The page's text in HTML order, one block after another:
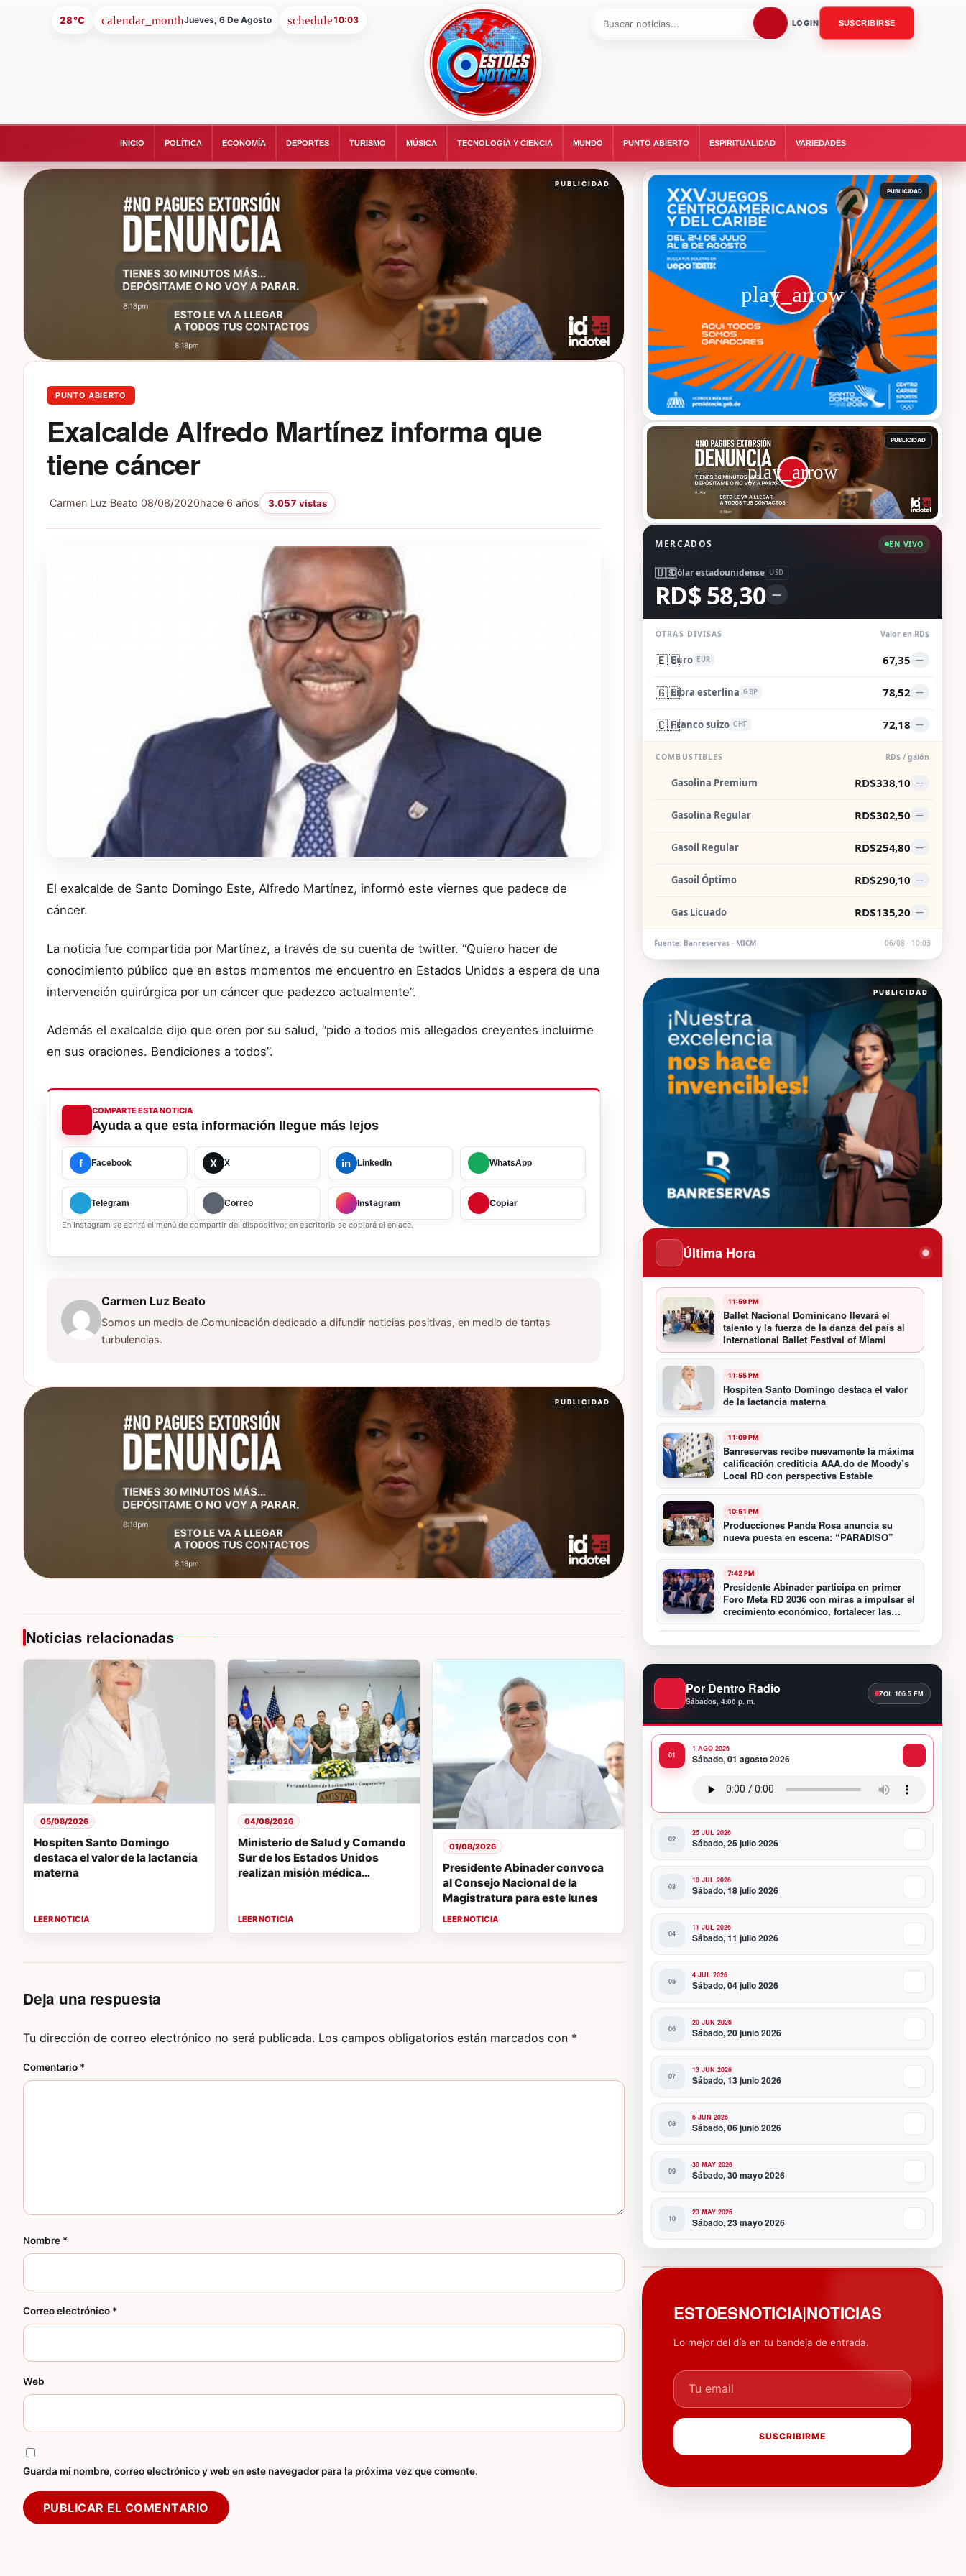
28°C Jueves, 6 De Agosto 10:03
ESTOESNOTICIA|NOTICIAS
LOGIN SUSCRIBIRSE
INICIO POLÍTICA ECONOMÍA DEPORTES TURISMO MÚSICA TECNOLOGÍA Y CIENCIA MUNDO PUNTO ABIERTO ESPIRITUALIDAD VARIEDADES
PUBLICIDAD
PUNTO ABIERTO
Exalcalde Alfredo Martínez informa que
tiene cáncer
Carmen Luz Beato 08/08/2020hace 6 años 3.057 vistas
El exalcalde de Santo Domingo Este, Alfredo Martínez, informó este viernes que padece de
cáncer.
La noticia fue compartida por Martínez, a través de su cuenta de twitter. “Quiero hacer de
conocimiento público que en estos momentos me encuentro en Estados Unidos a espera de una
intervención quirúrgica por un cáncer que padezco actualmente”.
Además el exalcalde dijo que oren por su salud, “pido a todos mis allegados creyentes incluirme
en sus oraciones. Bendiciones a todos”.
COMPARTE ESTA NOTICIA
Ayuda a que esta información llegue más lejos
f Facebook X X in LinkedIn WhatsApp
Telegram Correo Instagram Copiar
En Instagram se abrirá el menú de compartir del dispositivo; en escritorio se copiará el enlace.
Carmen Luz Beato
Somos un medio de Comunicación dedicado a difundir noticias positivas, en medio de tantas
turbulencias.
PUBLICIDAD
Noticias relacionadas
Hospiten Santo Domingo
destaca el valor de la lactancia
materna
05/08/2026
Ministerio de Salud y Comando
Sur de los Estados Unidos
realizan misión médica
04/08/2026
Presidente Abinader convoca
al Consejo Nacional de la
Magistratura para este lunes
01/08/2026
Deja una respuesta
Tu dirección de correo electrónico no será publicada. Los campos obligatorios están marcados con *
Comentario *
Nombre *
Correo electrónico *
Web
Guarda mi nombre, correo electrónico y web en este navegador para la próxima vez que comente.
MERCADOS EN VIVO
🇺🇸Dólar estadounidense USD
RD$ 58,30 —
OTRAS DIVISAS Valor en RD$
🇪🇺Euro EUR 67,35 —
🇬🇧Libra esterlina GBP 78,52 —
🇨🇭Franco suizo CHF 72,18 —
COMBUSTIBLES RD$ / galón
Gasolina Premium RD$338,10 —
Gasolina Regular RD$302,50 —
Gasoil Regular RD$254,80 —
Gasoil Óptimo RD$290,10 —
Gas Licuado RD$135,20 —
Fuente: Banreservas · MICM 06/08 · 10:03
PUBLICIDAD
Última Hora
11:59 PM
Ballet Nacional Dominicano llevará el
talento y la fuerza de la danza del país al
International Ballet Festival of Miami
11:55 PM
Hospiten Santo Domingo destaca el valor
de la lactancia materna
11:09 PM
Banreservas recibe nuevamente la máxima
calificación crediticia AAA.do de Moody’s
Local RD con perspectiva Estable
10:51 PM
Producciones Panda Rosa anuncia su
nueva puesta en escena: “PARADISO”
7:42 PM
Presidente Abinader participa en primer
Foro Meta RD 2036 con miras a impulsar el
crecimiento económico, fortalecer las
instituciones y elevar la productividad
7:30 PM
país que deja de honrar a sus artistas
comienza a olvidar su historia”
Fortaleza del peso responde a
sobrevaluación, sostiene experta
11:58 PM
Salón Político/Comunicaciones
Por Dentro Radio
Sábados, 4:00 p. m.
1 AGO 2026
Sábado, 01 agosto 2026
25 JUL 2026
Sábado, 25 julio 2026
18 JUL 2026
Sábado, 18 julio 2026
11 JUL 2026
Sábado, 11 julio 2026
4 JUL 2026
Sábado, 04 julio 2026
20 JUN 2026
Sábado, 20 junio 2026
13 JUN 2026
Sábado, 13 junio 2026
6 JUN 2026
Sábado, 06 junio 2026
30 MAY 2026
Sábado, 30 mayo 2026
23 MAY 2026
Sábado, 23 mayo 2026
ESTOESNOTICIA|NOTICIAS
Lo mejor del día en tu bandeja de entrada.
Tu email
SUSCRIBIRME